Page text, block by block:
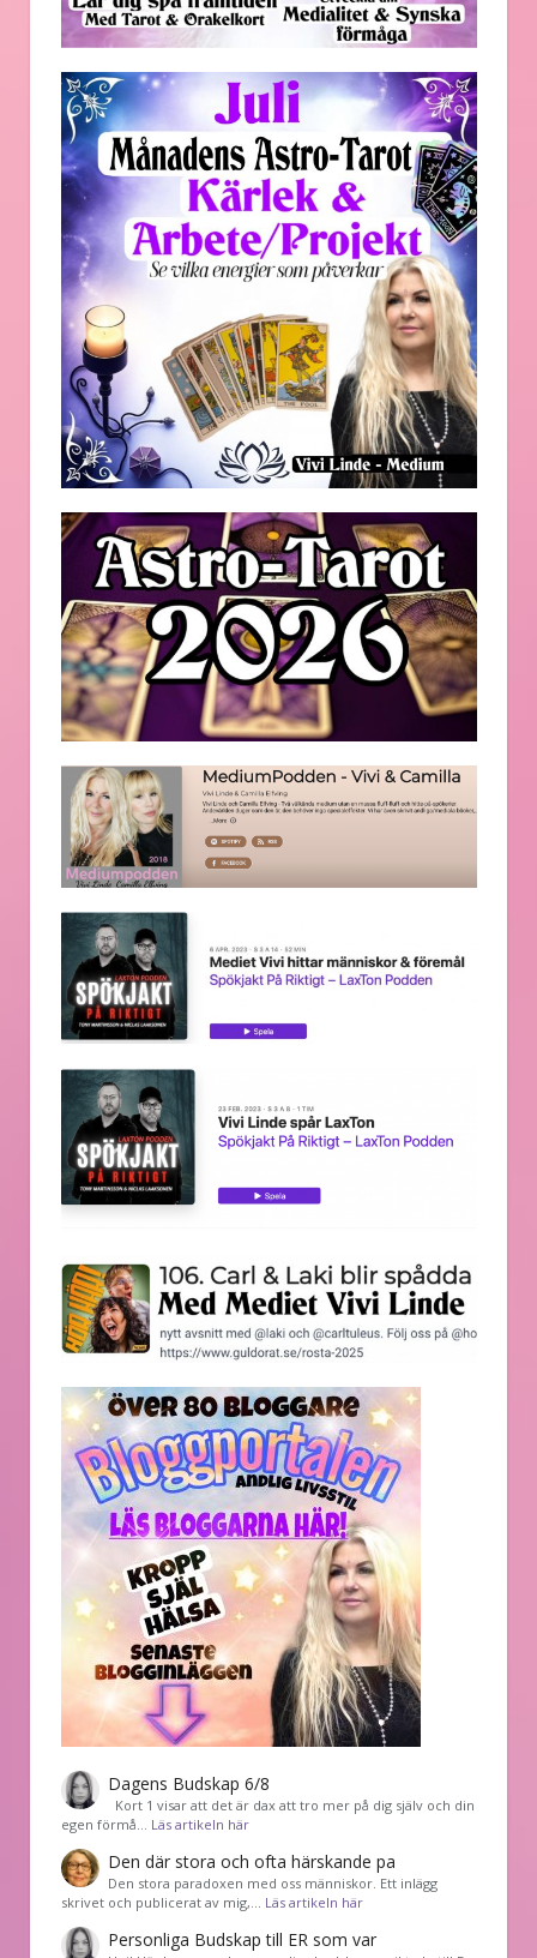
Dagens Budskap 6/8
Kort 1 visar att det är dax att tro mer på dig själv och din
egen förmå… Läs artikeln här
Den där stora och ofta härskande pa
Den stora paradoxen med oss människor. Ett inlägg
skrivet och publicerat av mig,… Läs artikeln här
Personliga Budskap till ER som var